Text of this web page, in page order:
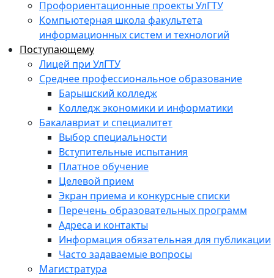
Профориентационные проекты УлГТУ
Компьютерная школа факультета
информационных систем и технологий
Поступающему
Лицей при УлГТУ
Среднее профессиональное образование
Барышский колледж
Колледж экономики и информатики
Бакалавриат и специалитет
Выбор специальности
Вступительные испытания
Платное обучение
Целевой прием
Экран приема и конкурсные списки
Перечень образовательных программ
Адреса и контакты
Информация обязательная для публикации
Часто задаваемые вопросы
Магистратура